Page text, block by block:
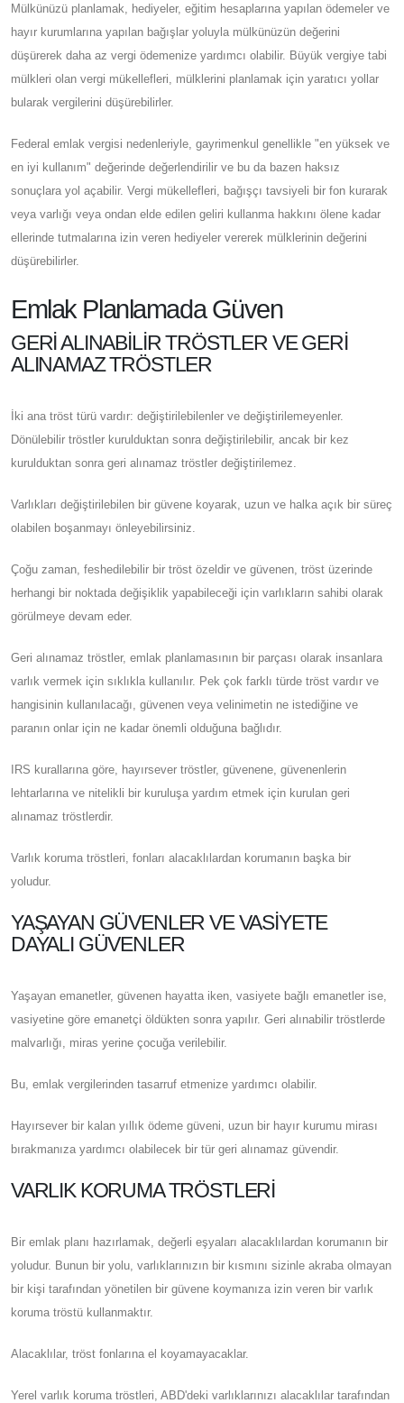
Mülkünüzü planlamak, hediyeler, eğitim hesaplarına yapılan ödemeler ve
hayır kurumlarına yapılan bağışlar yoluyla mülkünüzün değerini
düşürerek daha az vergi ödemenize yardımcı olabilir. Büyük vergiye tabi
mülkleri olan vergi mükellefleri, mülklerini planlamak için yaratıcı yollar
bularak vergilerini düşürebilirler.
Federal emlak vergisi nedenleriyle, gayrimenkul genellikle "en yüksek ve
en iyi kullanım" değerinde değerlendirilir ve bu da bazen haksız
sonuçlara yol açabilir. Vergi mükellefleri, bağışçı tavsiyeli bir fon kurarak
veya varlığı veya ondan elde edilen geliri kullanma hakkını ölene kadar
ellerinde tutmalarına izin veren hediyeler vererek mülklerinin değerini
düşürebilirler.
Emlak Planlamada Güven
GERI ALINABILIR TRÖSTLER VE GERI
ALINAMAZ TRÖSTLER
İki ana tröst türü vardır: değiştirilebilenler ve değiştirilemeyenler.
Dönülebilir tröstler kurulduktan sonra değiştirilebilir, ancak bir kez
kurulduktan sonra geri alınamaz tröstler değiştirilemez.
Varlıkları değiştirilebilen bir güvene koyarak, uzun ve halka açık bir süreç
olabilen boşanmayı önleyebilirsiniz.
Çoğu zaman, feshedilebilir bir tröst özeldir ve güvenen, tröst üzerinde
herhangi bir noktada değişiklik yapabileceği için varlıkların sahibi olarak
görülmeye devam eder.
Geri alınamaz tröstler, emlak planlamasının bir parçası olarak insanlara
varlık vermek için sıklıkla kullanılır. Pek çok farklı türde tröst vardır ve
hangisinin kullanılacağı, güvenen veya velinimetin ne istediğine ve
paranın onlar için ne kadar önemli olduğuna bağlıdır.
IRS kurallarına göre, hayırsever tröstler, güvenene, güvenenlerin
lehtarlarına ve nitelikli bir kuruluşa yardım etmek için kurulan geri
alınamaz tröstlerdir.
Varlık koruma tröstleri, fonları alacaklılardan korumanın başka bir
yoludur.
YAŞAYAN GÜVENLER VE VASIYETE
DAYALI GÜVENLER
Yaşayan emanetler, güvenen hayatta iken, vasiyete bağlı emanetler ise,
vasiyetine göre emanetçi öldükten sonra yapılır. Geri alınabilir tröstlerde
malvarlığı, miras yerine çocuğa verilebilir.
Bu, emlak vergilerinden tasarruf etmenize yardımcı olabilir.
Hayırsever bir kalan yıllık ödeme güveni, uzun bir hayır kurumu mirası
bırakmanıza yardımcı olabilecek bir tür geri alınamaz güvendir.
VARLIK KORUMA TRÖSTLERI
Bir emlak planı hazırlamak, değerli eşyaları alacaklılardan korumanın bir
yoludur. Bunun bir yolu, varlıklarınızın bir kısmını sizinle akraba olmayan
bir kişi tarafından yönetilen bir güvene koymanıza izin veren bir varlık
koruma tröstü kullanmaktır.
Alacaklılar, tröst fonlarına el koyamayacaklar.
Yerel varlık koruma tröstleri, ABD'deki varlıklarınızı alacaklılar tarafından